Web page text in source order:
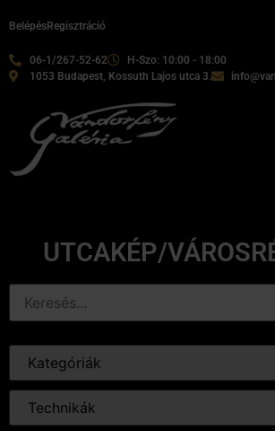
06-1/267-52-62
H-Szo: 10:00 - 18:00
1053 Budapest, Kossuth Lajos utca 3.
BelépésRegisztráció
UTCAKÉP/